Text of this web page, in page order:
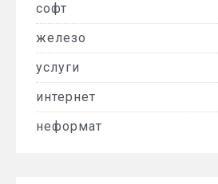
софт
железо
услуги
интернет
неформат